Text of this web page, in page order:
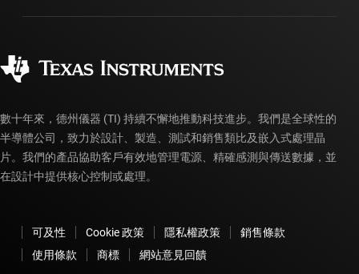
製造
myTI 帳戶常見問題解答
訂購 FAQ
數十年來，德州儀器 (TI) 持續不懈地推動科技進步。我們是全球性的
半導體公司，致力於設計、製造、測試和銷售類比及嵌入式處理晶
片。我們的產品協助客戶有效地管理電源、精確感測與傳送數據，並
在設計中提供核心控制或處理。
可及性 Cookie 政策 隱私權政策
銷售條款
使用條款
商標 網站意見回饋